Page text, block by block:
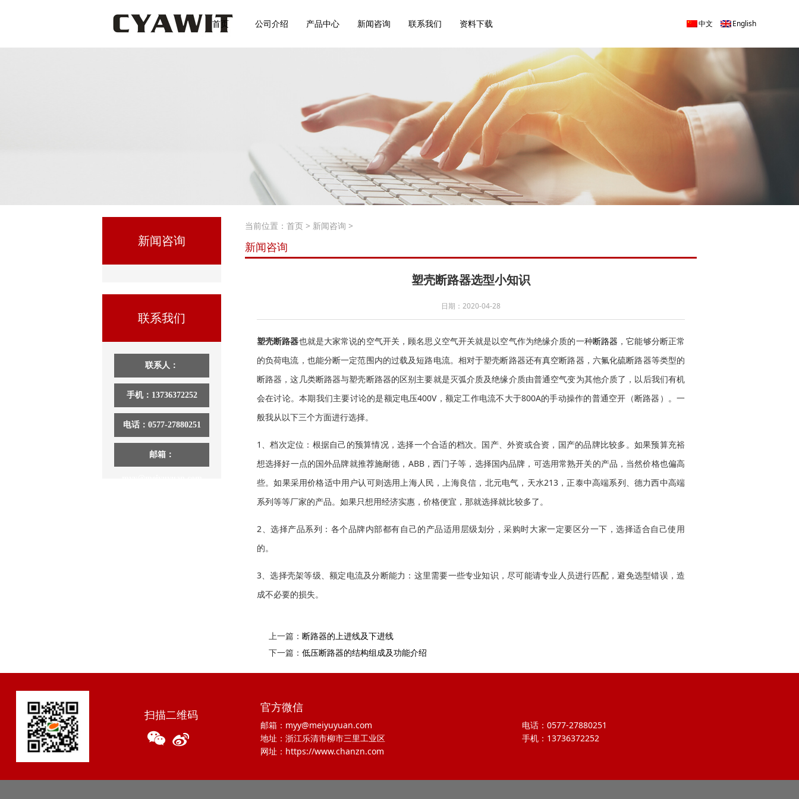
中文 English
首页 公司介绍 产品中心 新闻咨询 联系我们 资料下载
新闻咨询
联系我们
联系人：
手机：13736372252
电话：0577-27880251
邮箱：
当前位置： 首页 > 新闻咨询 >
新闻咨询
塑壳断路器选型小知识
日期：2020-04-28
塑壳断路器也就是大家常说的空气开关，顾名思义空气开关就是以空气作为绝缘介质的一种断路器 ，它能够分断正常
的负荷电流，也能分断一定范围内的过载及短路电流。相对于塑壳断路器还有真空断路器，六氟化硫断路器等类型的
断路器，这几类断路器与塑壳断路器的区别主要就是灭弧介质及绝缘介质由普通空气变为其他介质了，以后我们有机
会在讨论。本期我们主要讨论的是额定电压400V，额定工作电流不大于800A的手动操作的普通空开（断路器）。一
般我从以下三个方面进行选择。
1、档次定位：根据自己的预算情况，选择一个合适的档次。国产、外资或合资，国产的品牌比较多。如果预算充裕
想选择好一点的国外品牌就推荐施耐德，ABB，西门子等，选择国内品牌，可选用常熟开关的产品，当然价格也偏高
些。如果采用价格适中用户认可则选用上海人民，上海良信，北元电气，天水213，正泰中高端系列、德力西中高端
系列等等厂家的产品。如果只想用经济实惠，价格便宜，那就选择就比较多了。
2、选择产品系列：各个品牌内部都有自己的产品适用层级划分，采购时大家一定要区分一下，选择适合自己使用
的。
3、选择壳架等级、额定电流及分断能力：这里需要一些专业知识，尽可能请专业人员进行匹配，避免选型错误，造
成不必要的损失。
上一篇： 断路器的上进线及下进线
下一篇： 低压断路器的结构组成及功能介绍
扫描二维码
官方微信
邮箱：myy@meiyuyuan.com
电话：0577-27880251
地址：浙江乐清市柳市三里工业区
手机：13736372252
网址：https://www.chanzn.com